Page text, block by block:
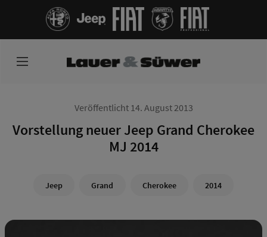
Veröffentlicht 14. August 2013
Vorstellung neuer Jeep Grand Cherokee
MJ 2014
Jeep Grand Cherokee 2014